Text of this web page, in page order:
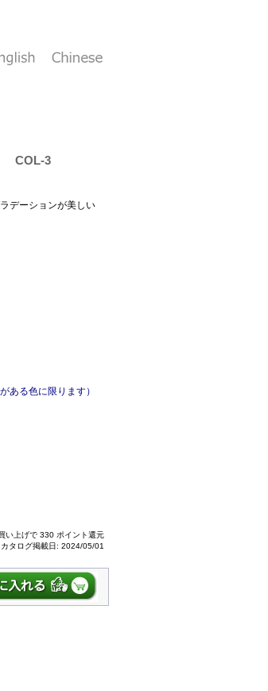
COL-3
デーションが美しい
ある色に限ります）
い上げで 330 ポイント還元
カタログ掲載日: 2024/05/01